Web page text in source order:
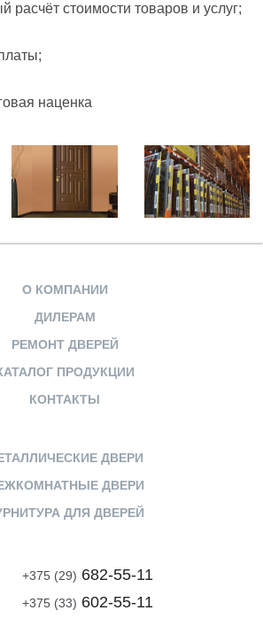
расчёт стоимости товаров и услуг;
наценка
О КОМПАНИИ
ДИЛЕРАМ
РЕМОНТ ДВЕРЕЙ
ПРОДУКЦИИ
КОНТАКТЫ
ДВЕРИ
ДВЕРИ
ДЛЯ ДВЕРЕЙ
+375 (29) 682-55-11
+375 (33) 602-55-11